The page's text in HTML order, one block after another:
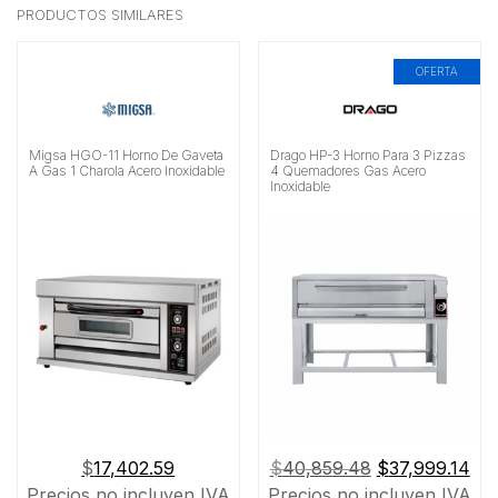
PRODUCTOS SIMILARES
Migsa HGO-11 Horno De Gaveta
A Gas 1 Charola Acero Inoxidable
$17,402.59
OFERTA
Drago HP-3 Horno Para 3 Pizzas
4 Quemadores Gas Acero
Inoxidable
$40,859.48 El
$37,999.14El